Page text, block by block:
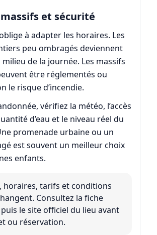
et sécurité
oblige à adapter les horaires. Les
peu ombragés deviennent
de la journée. Les massifs
être réglementés ou
le risque d’incendie.
vérifiez la météo, l’accès
d’eau et le niveau réel du
promenade urbaine ou un
est souvent un meilleur choix
enfants.
horaires, tarifs et conditions
Consultez la fiche
le site officiel du lieu avant
ou réservation.